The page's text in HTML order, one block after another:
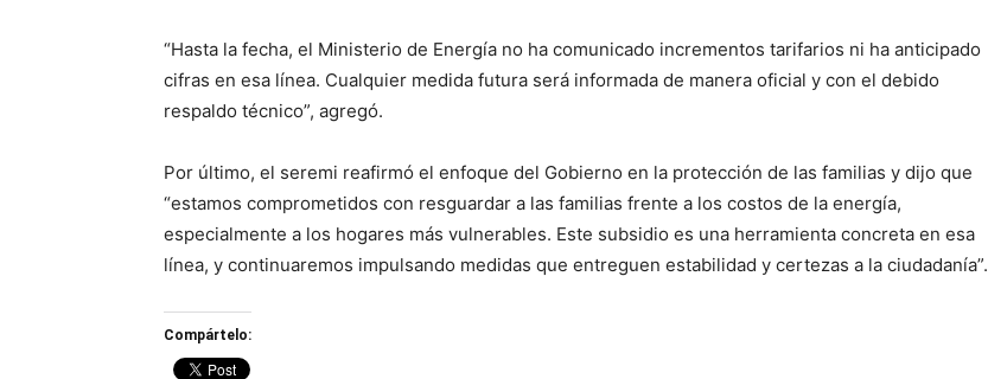
“Hasta la fecha, el Ministerio de Energía no ha comunicado incrementos tarifarios ni ha anticipado
cifras en esa línea. Cualquier medida futura será informada de manera oficial y con el debido
respaldo técnico”, agregó.
Por último, el seremi reafirmó el enfoque del Gobierno en la protección de las familias y dijo que
“estamos comprometidos con resguardar a las familias frente a los costos de la energía,
especialmente a los hogares más vulnerables. Este subsidio es una herramienta concreta en esa
línea, y continuaremos impulsando medidas que entreguen estabilidad y certezas a la ciudadanía”.
Compártelo: